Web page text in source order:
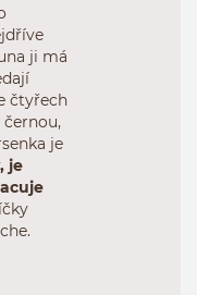
ji má
čtyřech
je
je